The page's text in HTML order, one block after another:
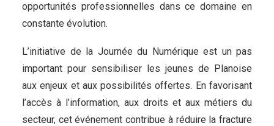
opportunités professionnelles dans ce domaine en
constante évolution.
L’initiative de la Journée du Numérique est un pas
important pour sensibiliser les jeunes de Planoise
aux enjeux et aux possibilités offertes. En favorisant
l’accès à l’information, aux droits et aux métiers du
secteur, cet événement contribue à réduire la fracture